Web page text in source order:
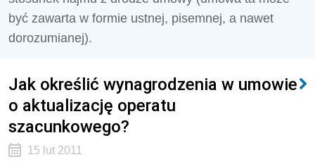
być zawarta w formie ustnej, pisemnej, a nawet
dorozumianej).
Jak określić wynagrodzenia w umowie
o aktualizację operatu
szacunkowego?
15 lut 2011